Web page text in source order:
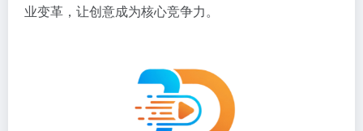
业变革，让创意成为核心竞争力。